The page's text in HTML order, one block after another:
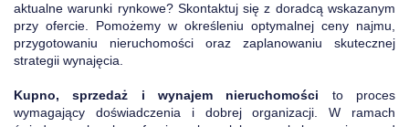
aktualne warunki rynkowe? Skontaktuj się z doradcą wskazanym
przy ofercie. Pomożemy w określeniu optymalnej ceny najmu,
przygotowaniu nieruchomości oraz zaplanowaniu skutecznej
strategii wynajęcia.
Kupno, sprzedaż i wynajem nieruchomości to proces
wymagający doświadczenia i dobrej organizacji. W ramach